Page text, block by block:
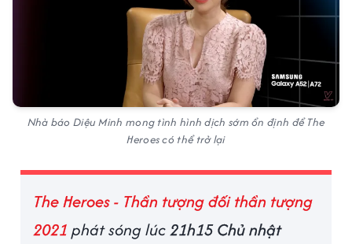
Nhà báo Diệu Minh mong tình hình dịch sớm ổn định để The
Heroes có thể trở lại
The Heroes - Thần tượng đối thần tượng
2021 phát sóng lúc21h15 Chủ nhật